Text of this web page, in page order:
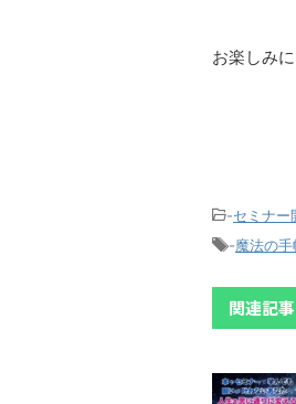
お楽しみに
-セミナー
-魔法の
関連記事